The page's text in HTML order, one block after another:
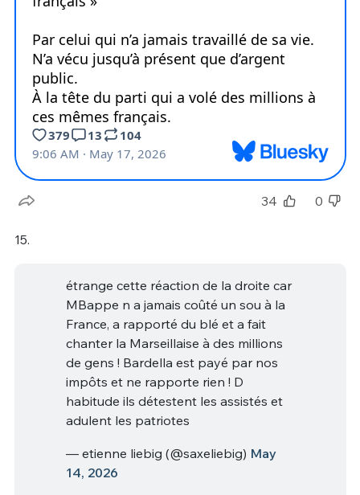
34 0
15.
étrange cette réaction de la droite car
MBappe n a jamais coûté un sou à la
France, a rapporté du blé et a fait
chanter la Marseillaise à des millions
de gens ! Bardella est payé par nos
impôts et ne rapporte rien ! D
habitude ils détestent les assistés et
adulent les patriotes
— etienne liebig (@saxeliebig) May
14, 2026